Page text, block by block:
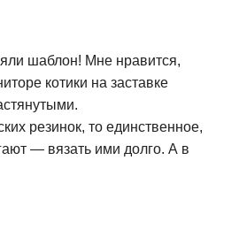
шаблон! Мне нравится,
котики на заставке
резинок, то единственное,
— вязать ими долго. А в